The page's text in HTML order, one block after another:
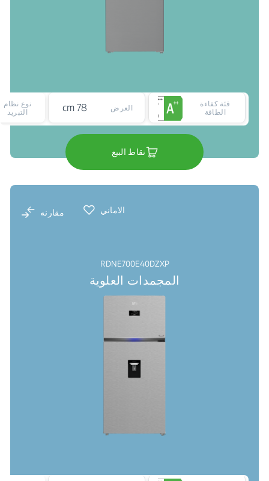
فئة كفاءة
الطاقة
العرض 78 cm
نوع نظام
التبريد
نقاط البيع
الاماني مقارنه
RDNE700E40DZXP
المجمدات العلوية